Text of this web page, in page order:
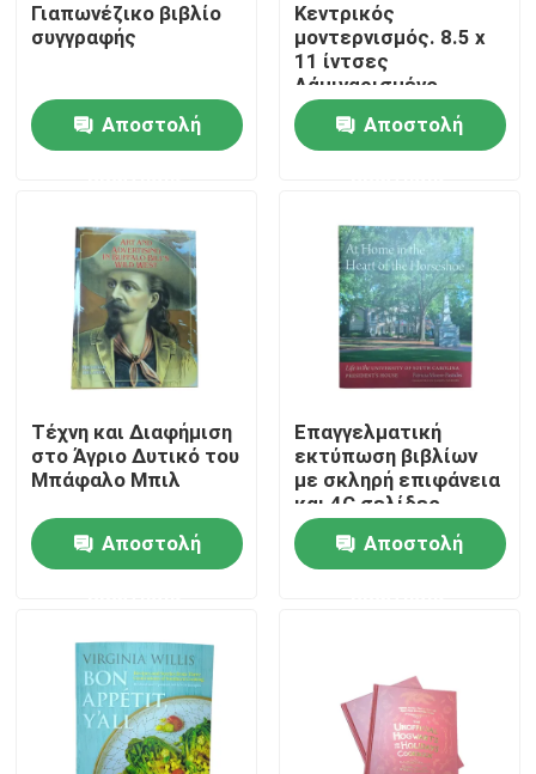
Προϊόντα
Βίντεο
Περίπου εμείς
Πόρος
Μας ελάτε σε επαφή με
Ειδήσεις
Εκτύπωση βιβλίων καφέ
Εκτύπωση Καρτών Ταρώ
Γιαπωνέζικο βιβλίο
συγγραφής
Αποστολή
Κεντρικός
μοντερνισμός. 8.5 x
11 ίντσες
Λάμιναρισμένο
Λάμψη Εικαστικό
Βιβλίο
Επαγγελματική 4C/4C
Αποστολή
Τέχνη και Διαφήμιση
στο Άγριο Δυτικό του
Μπάφαλο Μπιλ
Αποστολή
Επαγγελματική
εκτύπωση βιβλίων
με σκληρή επιφάνεια
και 4C σελίδες
Αποστολή